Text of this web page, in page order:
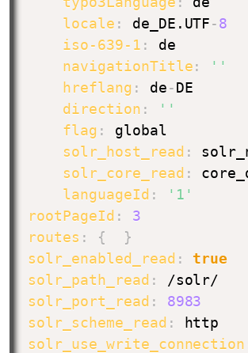
locale : de_DE.UTF-8
iso-639-1 :
de
navigationTitle:
''
hreflang : de-DE
direction :
''
flag :
global
solr_host_read :
solr_core_read :
languageId :
'1'
rootPageId :
3
routes : {
}
solr_enabled_read :
true
solr_path_read :
solr_port_read :
8983
solr_scheme_read :
solr_use_write_connection